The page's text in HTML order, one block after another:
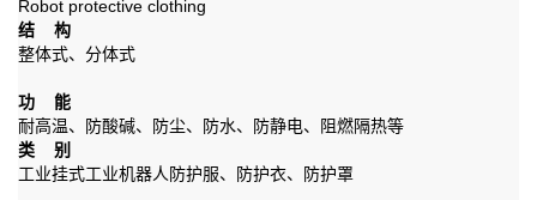
Robot protective clothing
结 构
整体式、分体式
功 能
耐高温、防酸碱、防尘、防水、防静电、阻燃隔热等
类 别
工业挂式工业机器人防护服、防护衣、防护罩